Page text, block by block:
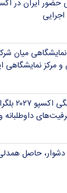
حضور ایران در
میان
و مرکز نمایشگاهی
برگزاری
حاصل